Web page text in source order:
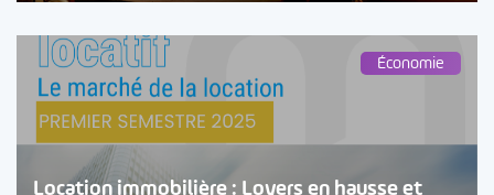
Économie
Location immobilière : Loyers en hausse et